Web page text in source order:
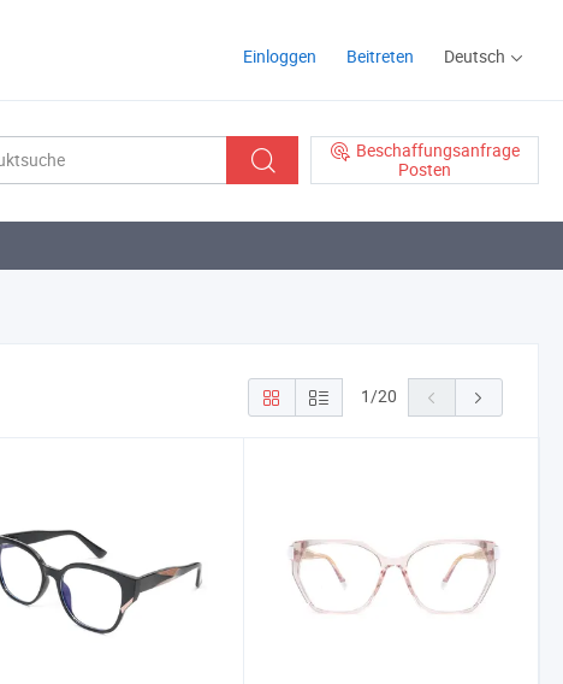
Einloggen Beitreten Deutsch
Beschaffungsanfrage
Posten
1/20